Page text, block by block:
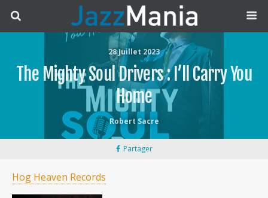
28 Juillet 2023
The Mighty Soul Drivers : I’ll Carry You
Home
Robert Sacre
Partager
Hog Heaven Records